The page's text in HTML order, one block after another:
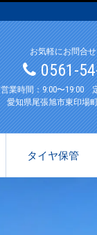
お気軽にお問合
0561-
営業時間：9:00〜19:00
愛知県尾張旭市東印場
タイヤ保管